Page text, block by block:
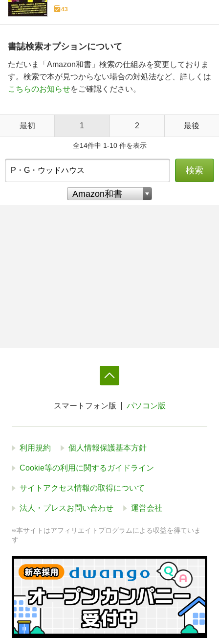
43
書誌検索オプションについて
ただいま「Amazon和書」検索の仕組みを変更しておりま
す。検索で本が見つからない場合の対処法など、詳しくは
こちらのお知らせをご確認ください。
最初 1 2 最後
全14件中 1-10 件を表示
検索
スマートフォン版 パソコン版
利用規約 個人情報保護基本方針
Cookie等の利用に関するガイドライン
サイトアクセス情報の取得について
法人・プレスお問い合わせ 運営会社
※本サイトはアフィリエイトプログラムによる収益を得ていま
す